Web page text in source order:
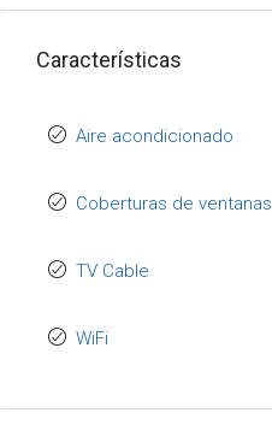
Características
Aire acondicionado
Coberturas de ventanas
TV Cable
WiFi